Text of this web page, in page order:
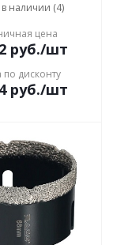
в наличии (4)
цена
руб./шт
по дисконту
руб./шт